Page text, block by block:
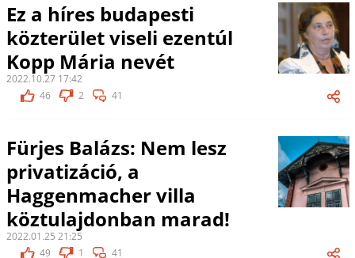
Ez a híres budapesti
közterület viseli ezentúl
Kopp Mária nevét
2022.10.27 17:42
46
2 41
Fürjes Balázs: Nem lesz
privatizáció, a
Haggenmacher villa
köztulajdonban marad!
2022.01.25 21:25
49
1 41